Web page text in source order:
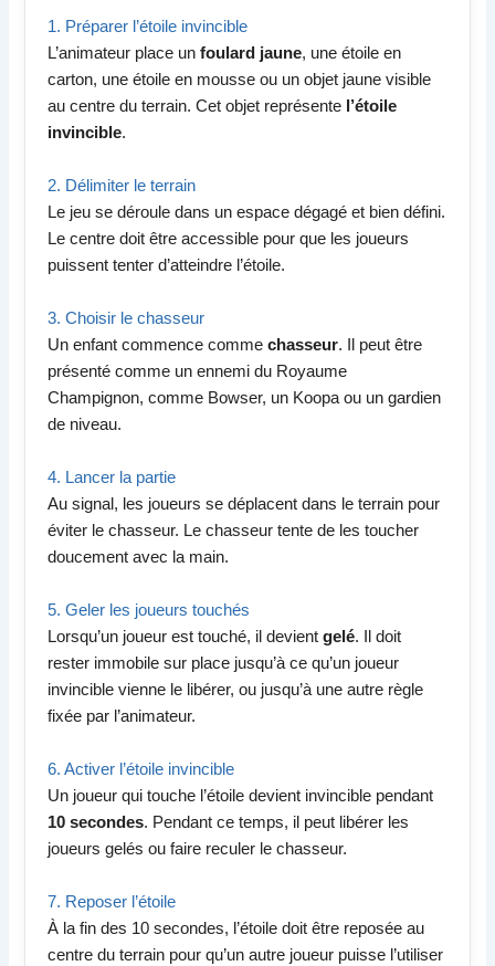
1. Préparer l’étoile invincible
L’animateur place unfoulard jaune, une étoile en
carton, une étoile en mousse ou un objet jaune visible
au centre du terrain. Cet objet représente l’étoile
invincible.
2. Délimiter le terrain
Le jeu se déroule dans un espace dégagé et bien défini.
Le centre doit être accessible pour que les joueurs
puissent tenter d’atteindre l’étoile.
3. Choisir le chasseur
Un enfant commence commechasseur. Il peut être
présenté comme un ennemi du Royaume
Champignon, comme Bowser, un Koopa ou un gardien
de niveau.
4. Lancer la partie
Au signal, les joueurs se déplacent dans le terrain pour
éviter le chasseur. Le chasseur tente de les toucher
doucement avec la main.
5. Geler les joueurs touchés
Lorsqu’un joueur est touché, il devientgelé. Il doit
rester immobile sur place jusqu’à ce qu’un joueur
invincible vienne le libérer, ou jusqu’à une autre règle
fixée par l’animateur.
6. Activer l’étoile invincible
Un joueur qui touche l’étoile devient invincible pendant
10 secondes. Pendant ce temps, il peut libérer les
joueurs gelés ou faire reculer le chasseur.
7. Reposer l’étoile
À la fin des 10 secondes, l’étoile doit être reposée au
centre du terrain pour qu’un autre joueur puisse l’utiliser